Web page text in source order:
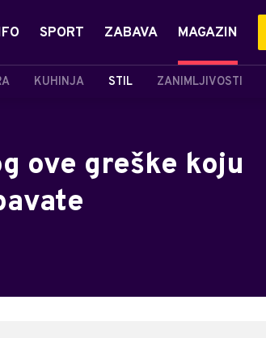
SPORT ZABAVA MAGAZIN
KUHINJA STIL ZANIMLJIVOSTI
ove greške koju